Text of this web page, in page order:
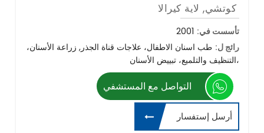
كوتشي, لاية كيرالا
تأسست في: 2001
رائج ل: طب اسنان الاطفال، علاجات قناة الجذر, زراعة الأسنان،
التنظيف والتلميع، تبييض الأسنان،
التواصل مع المستشفي
أرسل إستفسار